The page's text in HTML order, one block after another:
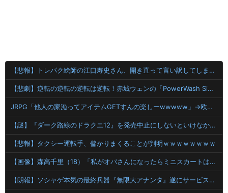
【悲報】トレパク絵師の江口寿史さん、開き直って言い訳してしまう。全く反省してないと話題に
【悲劇】逆転の逆転の逆転は逆転！赤城ウェンの「PowerWash Simulator」で魅せるゲームと言いつつ雑談「ちいかわ気付いたらTシャツ・オリオンビールコラボも購入」
JRPG「他人の家漁ってアイテムGETすんの楽しーwwwww」→欧米で馬鹿にされてしまう
【謎】『ダーク路線のドラクエ12』を発売中止にしないといけなかった理由ってガチでなに？とりあえすだせばいいやん
【悲報】タクシー運転手、儲かりまくることが判明ｗｗｗｗｗｗｗｗ
【画像】森高千里（18）「私がオバさんになったらミニスカートは無理よ」→現在ｗｗｗｗ
【朗報】ソシャゲ本気の最終兵器『無限大アナンタ』遂にサービス開始へwwww